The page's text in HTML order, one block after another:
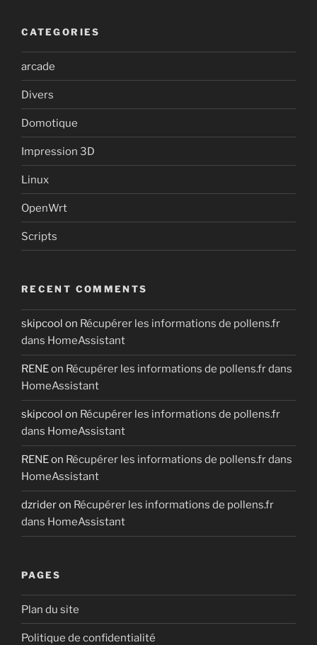
CATEGORIES
arcade
Divers
Domotique
Impression 3D
Linux
OpenWrt
Scripts
RECENT COMMENTS
skipcool on Récupérer les informations de pollens.fr
dans HomeAssistant
RENEon Récupérer les informations de pollens.fr dans
HomeAssistant
skipcool on Récupérer les informations de pollens.fr
dans HomeAssistant
RENEon Récupérer les informations de pollens.fr dans
HomeAssistant
dzrideron Récupérer les informations de pollens.fr
dans HomeAssistant
PAGES
Plan du site
Politique de confidentialité